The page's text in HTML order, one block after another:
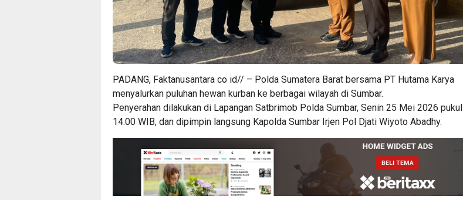
PADANG, Faktanusantara co id// – Polda Sumatera Barat bersama PT Hutama Karya
menyalurkan puluhan hewan kurban ke berbagai wilayah di Sumbar.
Penyerahan dilakukan di Lapangan Satbrimob Polda Sumbar, Senin 25 Mei 2026 pukul
14.00 WIB, dan dipimpin langsung Kapolda Sumbar Irjen Pol Djati Wiyoto Abadhy.